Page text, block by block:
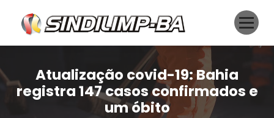
conteúdo
Atualização covid-19: Bahia
registra 147 casos confirmados e
um óbito